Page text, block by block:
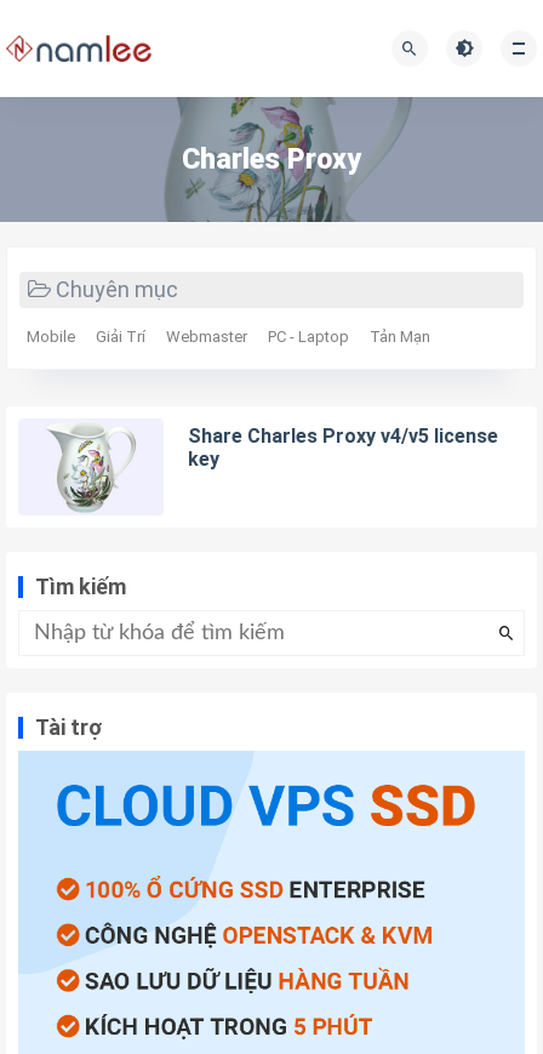
Charles Proxy
Chuyên mục
Mobile Giải Trí Webmaster PC - Laptop Tản Mạn
Share Charles Proxy v4/v5 license
key
Tìm kiếm
Tài trợ